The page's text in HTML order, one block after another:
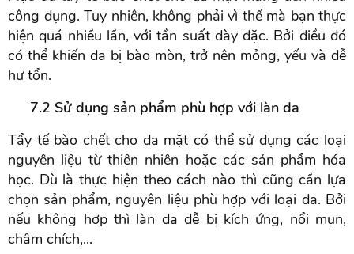
công dụng. Tuy nhiên, không phải vì thế mà bạn thực
hiện quá nhiều lần, với tần suất dày đặc. Bởi điều đó
có thể khiến da bị bào mòn, trở nên mỏng, yếu và dễ
hư tổn.
7.2 Sử dụng sản phẩm phù hợp với làn da
Tẩy tế bào chết cho da mặt có thể sử dụng các loại
nguyên liệu từ thiên nhiên hoặc các sản phẩm hóa
học. Dù là thực hiện theo cách nào thì cũng cần lựa
chọn sản phẩm, nguyên liệu phù hợp với loại da. Bởi
nếu không hợp thì làn da dễ bị kích ứng, nổi mụn,
châm chích,...